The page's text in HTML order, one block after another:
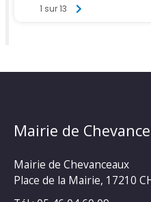
Mairie de
Mairie de Chevanceaux
Place de la Mairie, 17210